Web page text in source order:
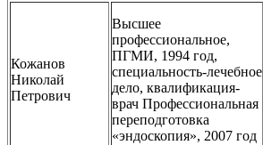
Кожанов
Николай
Петрович
Высшее
профессиональное,
ПГМИ, 1994 год,
специальность-лечебное
дело, квалификация-
врач Профессиональная
переподготовка
«эндоскопия», 2007 год